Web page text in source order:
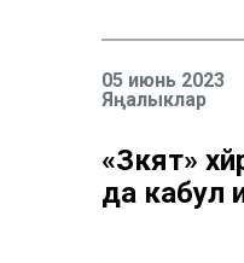
05 июнь 2023
Яңалыклар
«Зәкят»
да кабул